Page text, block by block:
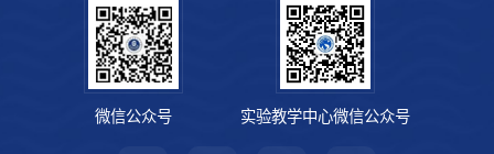
微信公众号 实验教学中心微信公众号